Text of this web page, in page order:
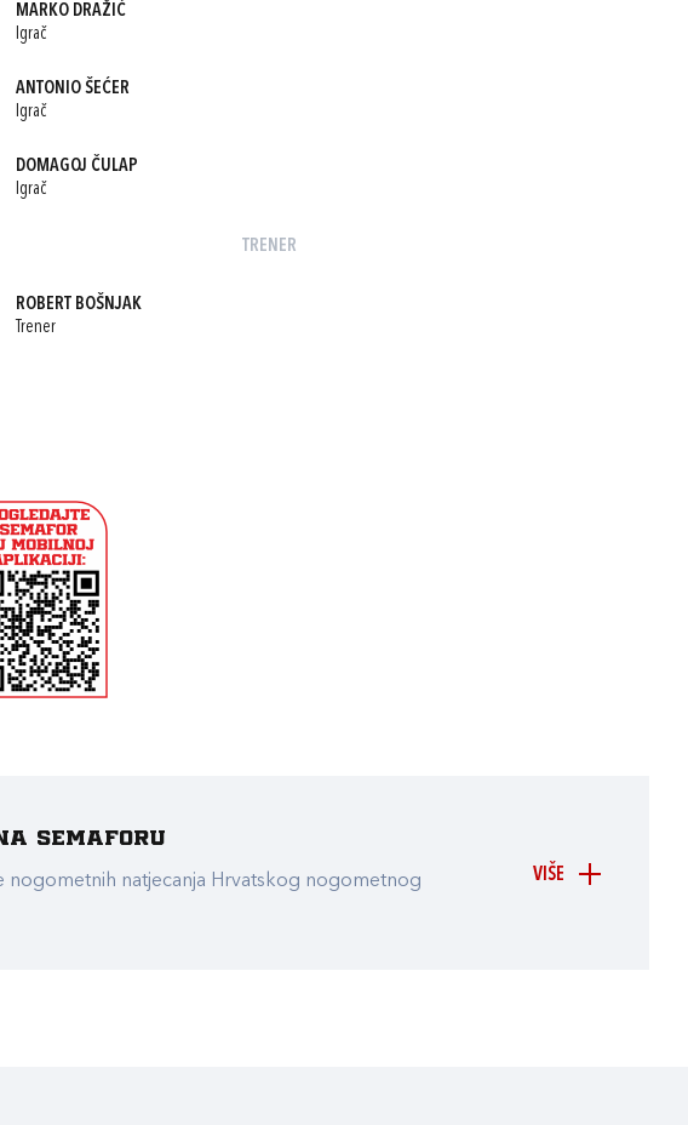
MARKO DRAŽIĆ
Igrač
ANTONIO ŠEĆER
Igrač
DOMAGOJ ČULAP
Igrač
TRENER
ROBERT BOŠNJAK
Trener
VIŠE
Semaforu
nogometnih natjecanja Hrvatskog nogometnog